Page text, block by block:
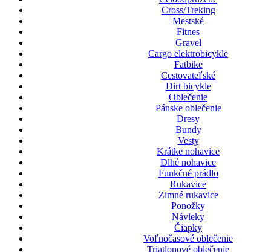
Cross/Treking
Mestské
Fitnes
Gravel
Cargo elektrobicykle
Fatbike
Cestovateľské
Dirt bicykle
Oblečenie
Pánske oblečenie
Dresy
Bundy
Vesty
Krátke nohavice
Dlhé nohavice
Funkčné prádlo
Rukavice
Zimné rukavice
Ponožky
Návleky
Čiapky
Voľnočasové oblečenie
Triatlonové oblečenie